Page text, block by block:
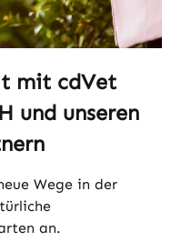
mit cdVet
und unseren
Wege in der
an.